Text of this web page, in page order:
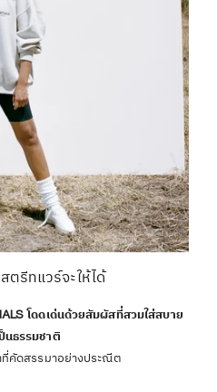
ตรีทแวร์จะให้ได้
โดดเด่นด้วยสัมผัสที่สวมใส่สบาย
นธรรมชาติ
ที่คัดสรรมาอย่างประณีต